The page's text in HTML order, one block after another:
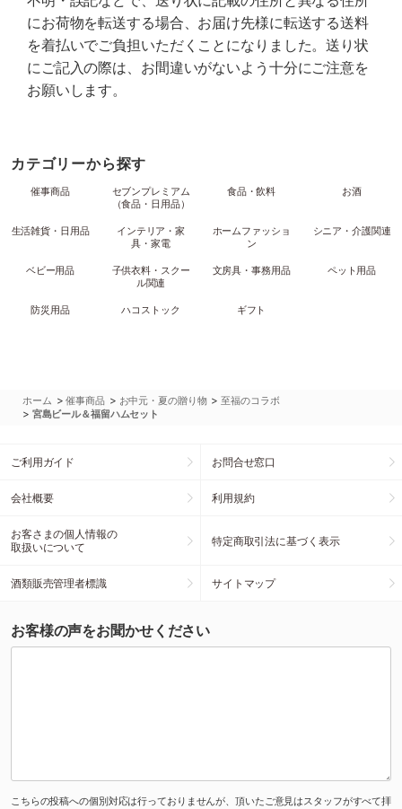
にお荷物を転送する場合、お届け先様に転送する送料
を着払いでご負担いただくことになりました。送り状
にご記入の際は、お間違いがないよう十分にご注意を
お願いします。
カテゴリーから探す
催事商品
セブンプレミアム
（食品・日用品）
食品・飲料 お酒
生活雑貨・日用品
インテリア・家
具・家電
ホームファッショ
ン
シニア・介護関連
ベビー用品
子供衣料・スクー
ル関連
文房具・事務用品 ペット用品
防災用品 ハコストック ギフト
ホーム >催事商品 > お中元・夏の贈り物 >至福のコラボ
> 宮島ビール＆福留ハムセット
ご利用ガイド お問合せ窓口
会社概要 利用規約
お客さまの個人情報の
取扱いについて
特定商取引法に基づく表示
酒類販売管理者標識 サイトマップ
お客様の声をお聞かせください
こちらの投稿への個別対応は行っておりませんが、頂いたご意見はスタッフがすべて拝